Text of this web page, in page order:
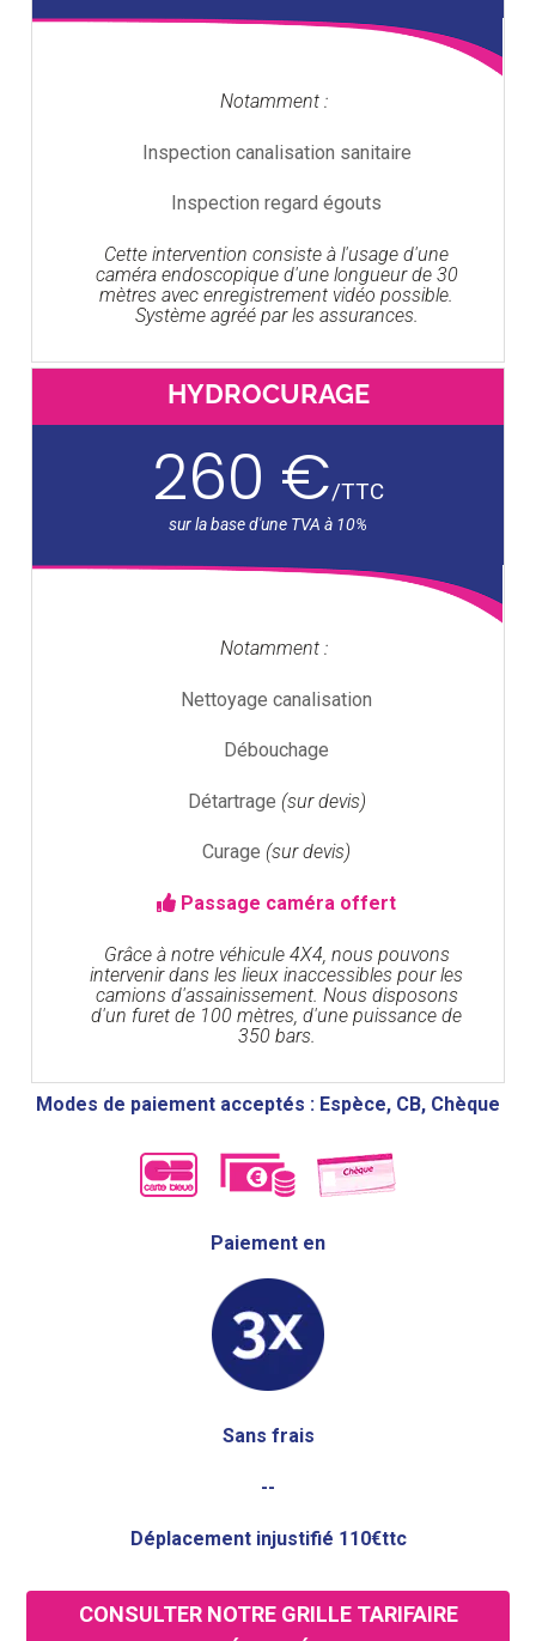
Notamment :
Inspection canalisation sanitaire
Inspection regard égouts
Cette intervention consiste à l'usage d'une
caméra endoscopique d'une longueur de 30
mètres avec enregistrement vidéo possible.
Système agréé par les assurances.
HYDROCURAGE
260 €/TTC
Notamment :
Nettoyage canalisation
Débouchage
Détartrage (sur devis)
Curage (sur devis)
Passage caméra offert
Grâce à notre véhicule 4X4, nous pouvons
intervenir dans les lieux inaccessibles pour les
camions d'assainissement. Nous disposons
d'un furet de 100 mètres, d'une puissance de
350 bars.
Modes de paiement acceptés : Espèce, CB, Chèque
Paiement en
Sans frais
--
Déplacement injustifié 110€ttc
CONSULTER NOTRE GRILLE TARIFAIRE